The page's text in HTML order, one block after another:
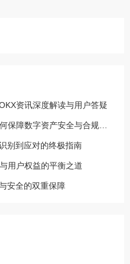
资讯深度解读与用户答疑
别到应对的终极指南
用户权益的平衡之道
安全的双重保障